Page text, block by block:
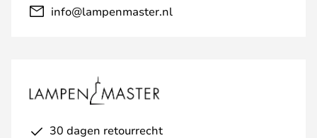
info@lampenmaster.nl
30 dagen retourrecht